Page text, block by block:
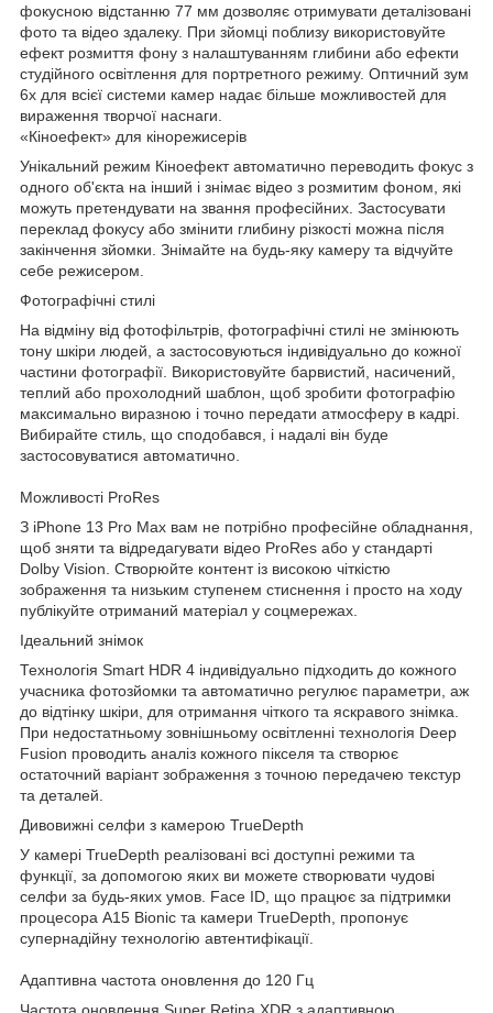
фокусною відстанню 77 мм дозволяє отримувати деталізовані
фото та відео здалеку. При зйомці поблизу використовуйте
ефект розмиття фону з налаштуванням глибини або ефекти
студійного освітлення для портретного режиму. Оптичний зум
6х для всієї системи камер надає більше можливостей для
вираження творчої наснаги.
«Кіноефект» для кінорежисерів
Унікальний режим Кіноефект автоматично переводить фокус з
одного об'єкта на інший і знімає відео з розмитим фоном, які
можуть претендувати на звання професійних. Застосувати
переклад фокусу або змінити глибину різкості можна після
закінчення зйомки. Знімайте на будь-яку камеру та відчуйте
себе режисером.
Фотографічні стилі
На відміну від фотофільтрів, фотографічні стилі не змінюють
тону шкіри людей, а застосовуються індивідуально до кожної
частини фотографії. Використовуйте барвистий, насичений,
теплий або прохолодний шаблон, щоб зробити фотографію
максимально виразною і точно передати атмосферу в кадрі.
Вибирайте стиль, що сподобався, і надалі він буде
застосовуватися автоматично.
Можливості ProRes
З iPhone 13 Pro Max вам не потрібно професійне обладнання,
щоб зняти та відредагувати відео ProRes або у стандарті
Dolby Vision. Створюйте контент із високою чіткістю
зображення та низьким ступенем стиснення і просто на ходу
публікуйте отриманий матеріал у соцмережах.
Ідеальний знімок
Технологія Smart HDR 4 індивідуально підходить до кожного
учасника фотозйомки та автоматично регулює параметри, аж
до відтінку шкіри, для отримання чіткого та яскравого знімка.
При недостатньому зовнішньому освітленні технологія Deep
Fusion проводить аналіз кожного пікселя та створює
остаточний варіант зображення з точною передачею текстур
та деталей.
Дивовижні селфи з камерою TrueDepth
У камері TrueDepth реалізовані всі доступні режими та
функції, за допомогою яких ви можете створювати чудові
селфи за будь-яких умов. Face ID, що працює за підтримки
процесора A15 Bionic та камери TrueDepth, пропонує
супернадійну технологію автентифікації.
Адаптивна частота оновлення до 120 Гц
Частота оновлення Super Retina XDR з адаптивною